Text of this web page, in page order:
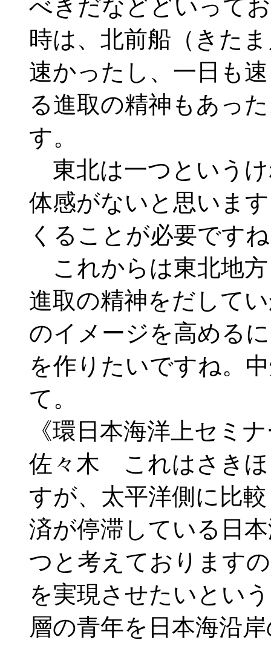
べきだなどどいって
時は、北前船（きた
速かったし、一日も
る進取の精神もあっ
す。
東北は一つという
体感がないと思いま
くることが必要です
これからは東北地
進取の精神をだして
のイメージを高める
を作りたいですね。
て。
《環日本海洋上セミ
佐々木 これはさきほ
すが、太平洋側に比
済が停滞している日
つと考えております
を実現させたいとい
層の青年を日本海沿